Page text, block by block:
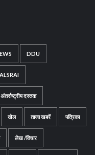
DDU
अंतर्राष्ट्रीय दस्तक
खेल ताजा खबरें पत्रिका
लेख /विचार